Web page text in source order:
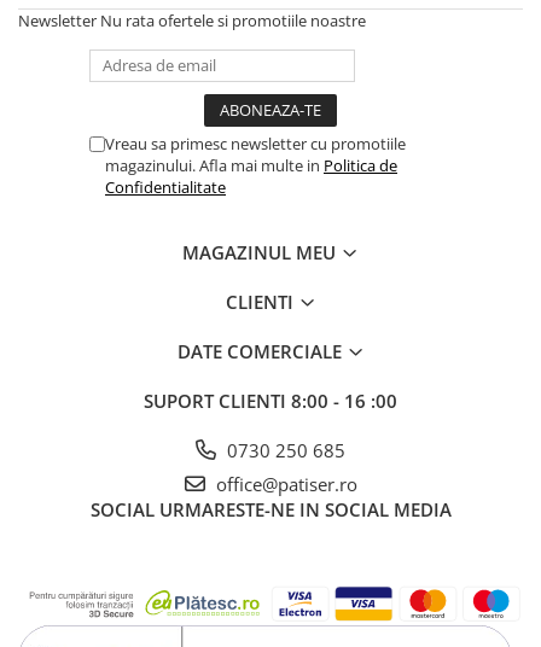
Newsletter Nu rata ofertele si promotiile noastre
Vreau sa primesc newsletter cu promotiile
magazinului. Afla mai multe in Politica de
Confidentialitate
MAGAZINUL MEU
CLIENTI
DATE COMERCIALE
SUPORT CLIENTI 8:00 - 16 :00
0730 250 685
office@patiser.ro
SOCIAL URMARESTE-NE IN SOCIAL MEDIA